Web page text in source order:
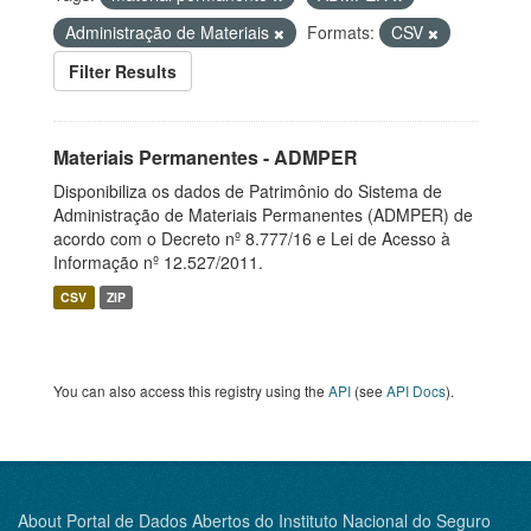
Administração de Materiais
Formats:
CSV
Filter Results
Materiais Permanentes - ADMPER
Disponibiliza os dados de Patrimônio do Sistema de
Administração de Materiais Permanentes (ADMPER) de
acordo com o Decreto nº 8.777/16 e Lei de Acesso à
Informação nº 12.527/2011.
CSV ZIP
You can also access this registry using the API (see API Docs).
About Portal de Dados Abertos do Instituto Nacional do Seguro